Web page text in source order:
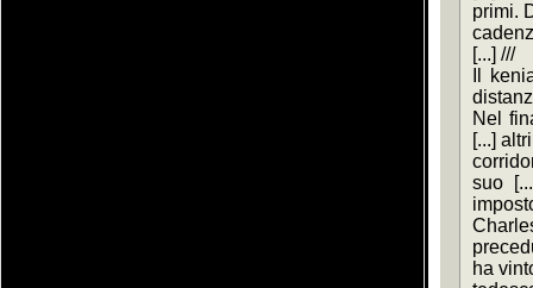
primi.
[...] ///
Il
Nel
[...]
suo
ha